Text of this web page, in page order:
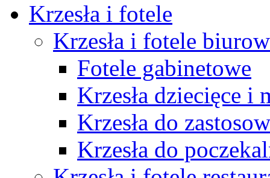
Krzesła i fotele
Krzesła i fotele
Fotele gabinetowe
Krzesła dziecięce i
Krzesła do
Krzesła do